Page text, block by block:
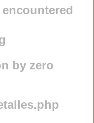
by zero